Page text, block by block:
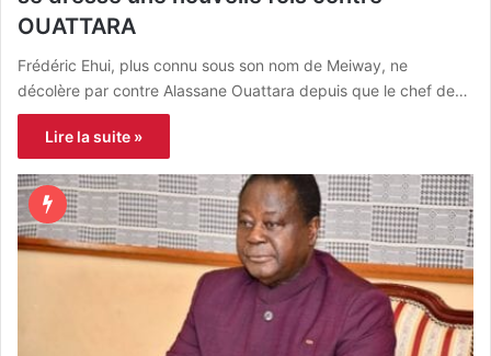
OUATTARA
Frédéric Ehui, plus connu sous son nom de Meiway, ne
décolère par contre Alassane Ouattara depuis que le chef de…
Lire la suite »